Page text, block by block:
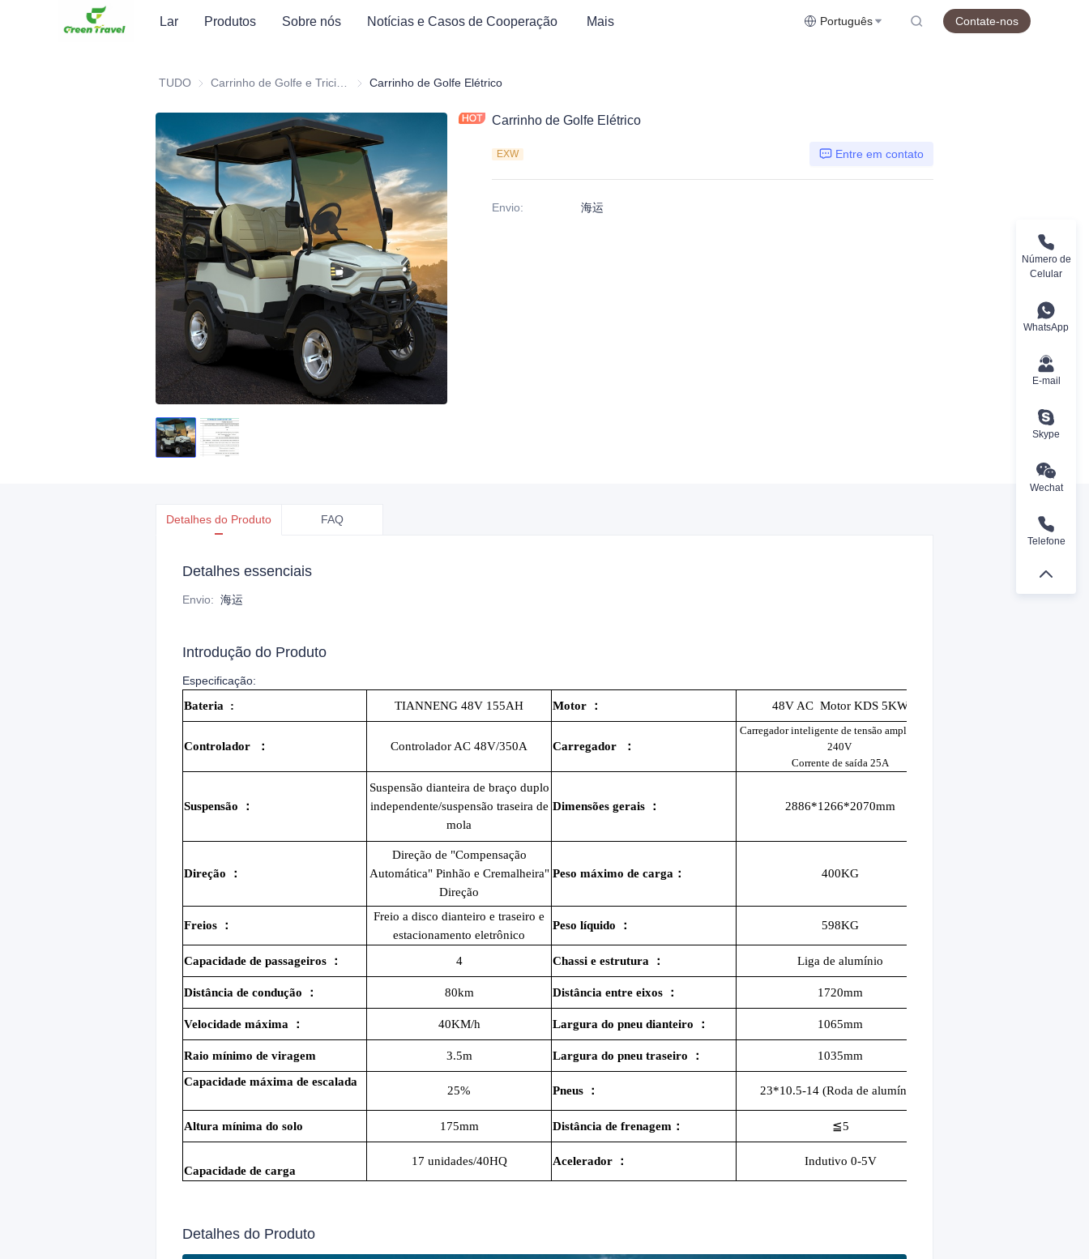
Lar Produtos Sobre nós Notícias e Casos de Cooperação Mais Português Contate-nos
TUDO Carrinho de Golfe e Triciclo Elétrico ATV
Carrinho de Golfe Elétrico
Carrinho de Golfe Elétrico
EXW Entre em contato
Envio: 海运
Detalhes do Produto FAQ
Detalhes essenciais
Envio: 海运
Introdução do Produto
Especificação:
Bateria
: TIANNENG 48V 155AH Motor ： 48V AC Motor KDS 5KW
Controlador ： Controlador AC 48V/350A Carregador ：
Carregador inteligente de tensão ampla 110V-
240V
Corrente de saída 25A
Suspensão ：
Suspensão dianteira de braço duplo
independente/suspensão traseira de
mola
Dimensões gerais ： 2886*1266*2070mm
Direção ：
Direção de "Compensação
Automática" Pinhão e Cremalheira"
Direção
Peso máximo de carga ： 400KG
Freios ：
Freio a disco dianteiro e traseiro e
estacionamento eletrônico
Peso líquido ： 598KG
Capacidade de passageiros ： 4 Chassi e estrutura ： Liga de alumínio
Distância de condução ： 80km Distância entre eixos ： 1720mm
Velocidade máxima ： 40KM/h Largura do pneu dianteiro ： 1065mm
Raio mínimo de viragem 3.5m Largura do pneu traseiro ：
1035mm
Capacidade máxima de escalada
25% Pneus ： 23*10.5-14 (Roda de alumínio)
Altura mínima do solo 175mm Distância de frenagem ： ≦5
Capacidade de carga
17 unidades/40HQ Acelerador ： Indutivo 0-5V
Detalhes do Produto
Número de
Celular
WhatsApp
E-mail
Skype
Wechat
Telefone